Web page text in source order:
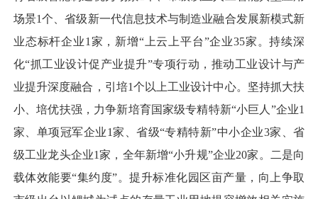
场景1个、省级新一代信息技术与制造业融合发展新模式新
业态标杆企业1家，新增“上云上平台”企业35家。持续深
化“抓工业设计促产业提升”专项行动，推动工业设计与产
业提升深度融合，引培1个以上工业设计中心。坚持抓大扶
小、培优扶强，力争新培育国家级专精特新“小巨人”企业1
家、单项冠军企业1家、省级“专精特新”中小企业3家、省
级工业龙头企业1家，全年新增“小升规”企业20家。二是向
载体效能要“集约度”。提升标准化园区亩产量，向上争取